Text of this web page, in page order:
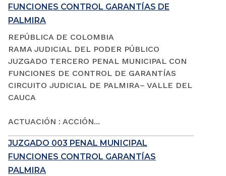
FUNCIONES CONTROL GARANTÍAS DE
PALMIRA
REPÚBLICA DE COLOMBIA
RAMA JUDICIAL DEL PODER PÚBLICO
JUZGADO TERCERO PENAL MUNICIPAL CON
FUNCIONES DE CONTROL DE GARANTÍAS
CIRCUITO JUDICIAL DE PALMIRA– VALLE DEL
CAUCA
ACTUACIÓN : ACCIÓN...
JUZGADO 003 PENAL MUNICIPAL
FUNCIONES CONTROL GARANTÍAS
PALMIRA